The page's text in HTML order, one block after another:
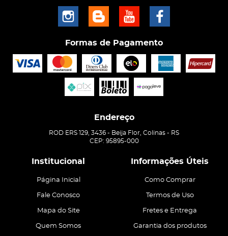
Formas de Pagamento
Endereço
ROD ERS 129, 3436 - Beija Flor, Colinas - RS
CEP: 95895-000
Institucional
Página Inicial
Fale Conosco
Mapa do Site
Quem Somos
Informações Úteis
Como Comprar
Termos de Uso
Fretes e Entrega
Garantia dos produtos